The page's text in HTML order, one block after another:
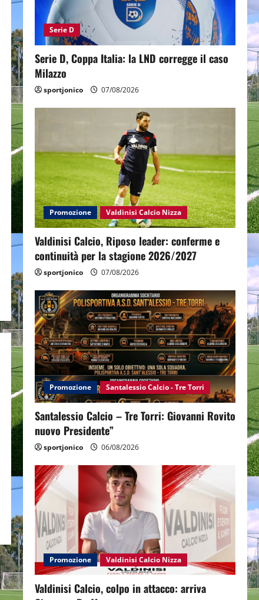
Serie D
Serie D, Coppa Italia: la LND corregge il caso
Milazzo
sportjonico 07/08/2026
Promozione Valdinisi Calcio Nizza
Valdinisi Calcio, Riposo leader: conferme e
continuità per la stagione 2026/2027
sportjonico 07/08/2026
Promozione Santalessio Calcio - Tre Torri
Santalessio Calcio – Tre Torri: Giovanni Rovito
nuovo Presidente”
sportjonico 06/08/2026
Promozione Valdinisi Calcio Nizza
Valdinisi Calcio, colpo in attacco: arriva